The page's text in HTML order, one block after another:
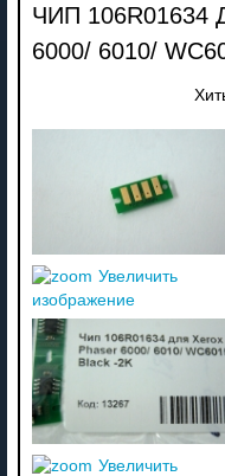
ЧИП 106R01634
6000/ 6010/
Увеличить
изображение
Увеличить